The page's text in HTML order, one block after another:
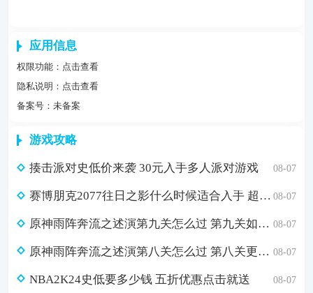
应用信息
权限功能： 点击查看
隐私说明： 点击查看
备案号：未备案
游戏攻略
揍击派对史低价来袭 30元入手多人派对游戏 08-07
赛博朋克2077往日之影什么时候适合入手 超值折扣98元入手方法介绍 08-07
原神雨阵奔流之述演第九关怎么过 第九关如从山间落下的雨滴通关攻略 08-07
原神雨阵奔流之述演第八关怎么过 第八关更多火力更少损伤通关攻略 08-07
NBA2K24史低要多少钱 五折优惠点击就送 08-07